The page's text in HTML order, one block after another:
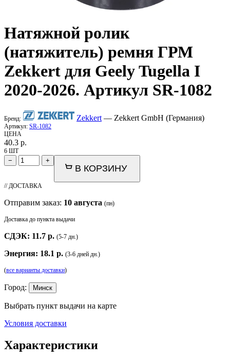
Натяжной ролик
(натяжитель) ремня ГРМ
Zekkert для Geely Tugella I
2020-2026. Артикул SR-1082
Бренд: Zekkert — Zekkert GmbH (Германия)
Артикул: SR-1082
ЦЕНА
40.3 р.
6 ШТ
− +
В КОРЗИНУ
// ДОСТАВКА
Отправим заказ: 10 августа (пн)
Доставка до пункта выдачи
СДЭК: 11.7 р. (5-7 дн.)
Энергия: 18.1 р. (3-6 дней дн.)
(все варианты доставки)
Город: Минск
Выбрать пункт выдачи на карте
Условия доставки
Характеристики